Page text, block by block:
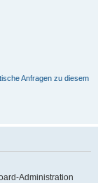
Anfragen zu diesem
Administration